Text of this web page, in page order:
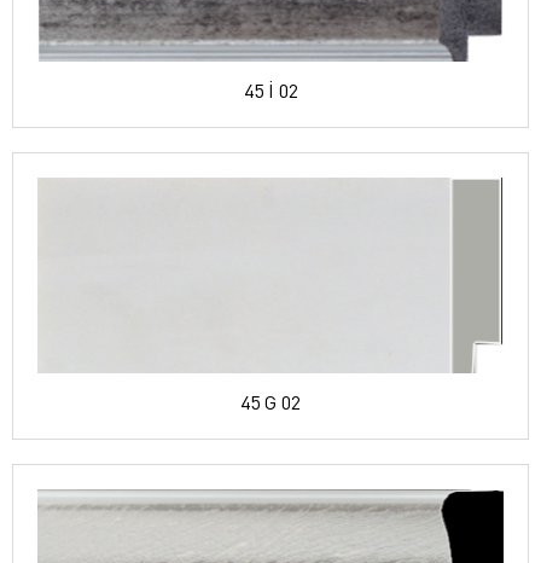
45 İ 02
45 G 02